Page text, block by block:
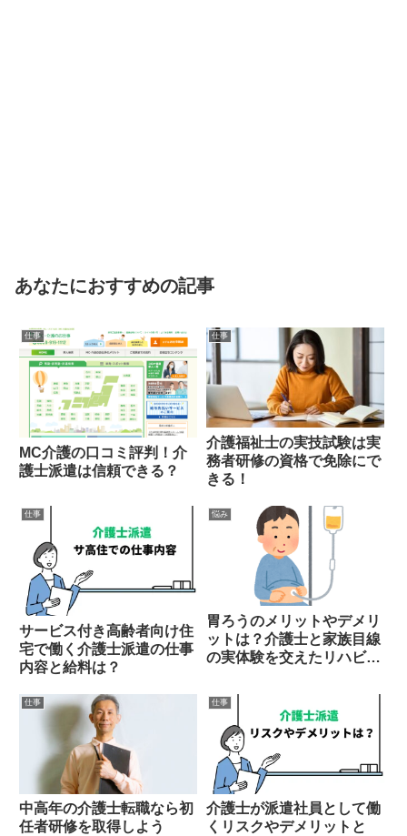
あなたにおすすめの記事
仕事
MC介護の口コミ評判！介
護士派遣は信頼できる？
仕事
介護福祉士の実技試験は実
務者研修の資格で免除にで
きる！
仕事
サービス付き高齢者向け住
宅で働く介護士派遣の仕事
内容と給料は？
悩み
胃ろうのメリットやデメリ
ットは？介護士と家族目線
の実体験を交えたリハビリ
仕事
中高年の介護士転職なら初
任者研修を取得しよう
仕事
介護士が派遣社員として働
くリスクやデメリットと